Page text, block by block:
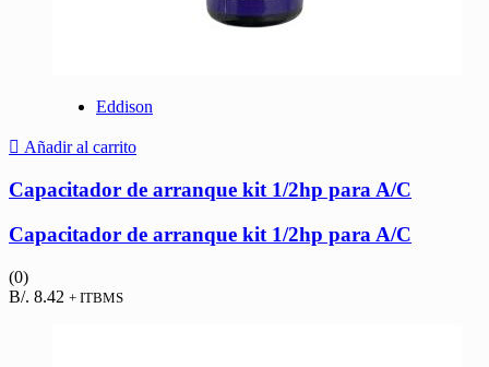
Eddison
Añadir al carrito
Capacitador de arranque kit 1/2hp para A/C
Capacitador de arranque kit 1/2hp para A/C
(0)
B/. 8.42 + ITBMS